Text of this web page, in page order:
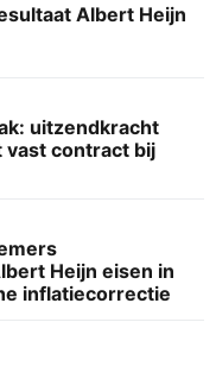
Albert Heijn
uitzendkracht
vast contract bij
Heijn eisen in
inflatiecorrectie